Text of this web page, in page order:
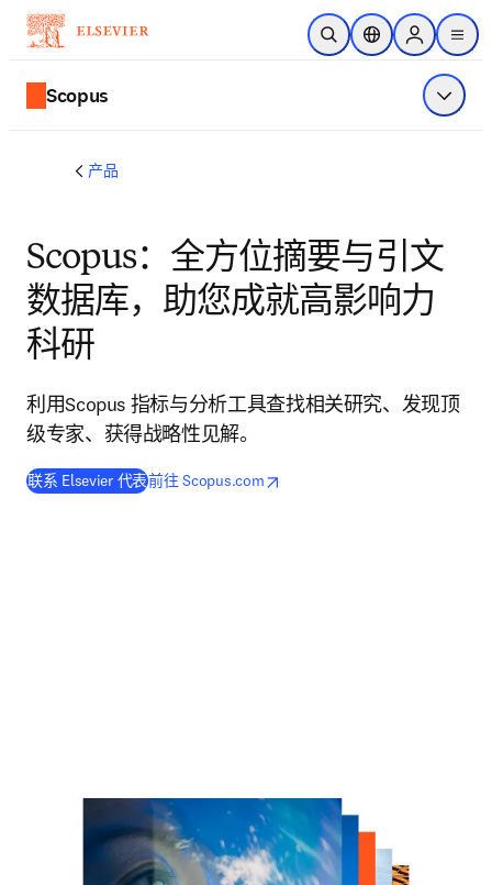
跳转到主内容
开放搜索位置选择器Sign in to
menu
Scopus 显示菜
产品
Scopus：全方位摘要与引文
数据库，助您成就高影响力
科研
利用Scopus 指标与分析工具查找相关研究、发现顶
级专家、获得战略性见解。
联系 Elsevier 代表前往 Scopus.com在新的选项卡/窗口中打开
opens in new tab/window